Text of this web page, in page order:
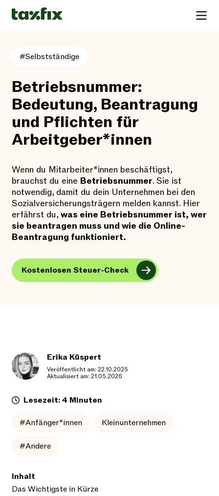
#Selbstständige
Betriebsnummer:
Bedeutung, Beantragung
und Pflichten für
Arbeitgeber*innen
Wenn du Mitarbeiter*innen beschäftigst,
brauchst du eine Betriebsnummer. Sie ist
notwendig, damit du dein Unternehmen bei den
Sozialversicherungsträgern melden kannst. Hier
erfährst du, was eine Betriebsnummer ist, wer
sie beantragen muss und wie die Online-
Beantragung funktioniert.
Kostenlosen Steuer-Check
Erika Küspert
Veröffentlicht am: 22.10.2025
Aktualisiert am: 21.05.2026
Lesezeit: 4 Minuten
#Anfänger*innen Kleinunternehmen
#Andere
Inhalt
Das Wichtigste in Kürze